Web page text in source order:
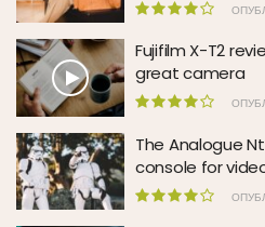
Fujifilm X-T2
great camera
The Analogue
console for